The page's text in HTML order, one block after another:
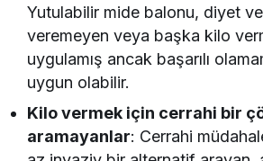
Yutulabilir mide balonu, diyet
veremeyen veya başka kilo
uygulamış ancak başarılı
uygun olabilir.
Kilo vermek için cerrahi bir
aramayanlar: Cerrahi